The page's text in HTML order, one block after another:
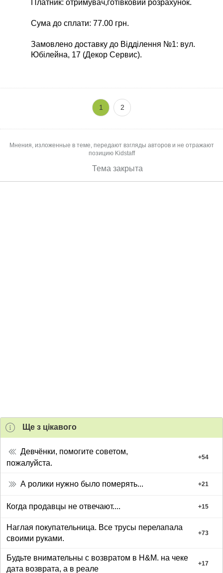
Платник: отримувач,готівковий розрахунок.
Сума до сплати: 77.00 грн.
Замовлено доставку до Відділення №1: вул.
Юбілейна, 17 (Декор Сервис).
1 2
Мнения, изложенные в теме, передают взгляды авторов и не отражают
позицию Kidstaff
Тема закрыта
Ще з цiкавого
Девчёнки, помогите советом,
пожалуйста.
+54
А ролики нужно было померять... +21
Когда продавцы не отвечают.... +15
Наглая покупательница. Все трусы перелапала
своими руками.
+73
Будьте внимательны с возвратом в H&M. на чеке
дата возврата, а в реале
+17